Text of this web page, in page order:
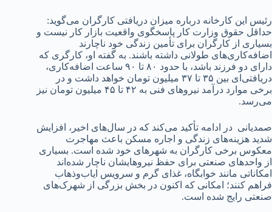
رئیس این کارخانه درباره میزان دریافتی کارگران می‌گوید:
حداقل حقوق وزارت کار پاسخگوی واقعیت بازار کار نیست و
بسیاری از کارگران برای تأمین زندگی خود ناچارند
اضافه‌کاری‌های طولانی داشته باشند. به گفته او، کارگری که
دارای دو فرزند باشد، با حدود ۸۰ تا ۹۰ ساعت اضافه‌کاری،
دریافتی‌ای بین ۳۵ تا ۳۷ میلیون تومان خواهد داشت و در
برخی موارد درآمد نیروهای فنی به ۴۲ تا ۴۵ میلیون تومان نیز
می‌رسد.
صمدیانی در ادامه تأکید می‌کند که در سال‌های اخیر، افزایش
شدید هزینه‌های زندگی و اجاره مسکن باعث مهاجرت
معکوس برخی کارگران به شهرهای خود شده است. بسیاری
از واحدهای صنعتی برای حفظ نیروهایشان ناچار شده‌اند
امکاناتی مانند خوابگاه، غذای گرم و سرویس ایاب‌وذهاب
فراهم کنند؛ امکانی که اکنون در بخش بزرگی از شهرک‌های
صنعتی رایج شده است.